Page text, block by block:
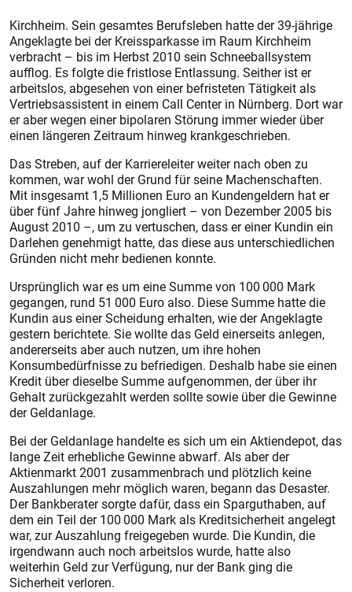
Kirchheim. Sein gesamtes Berufsleben hatte der 39-jährige
Angeklagte bei der Kreissparkasse im Raum Kirchheim
verbracht – bis im Herbst 2010 sein Schneeballsystem
aufflog. Es folgte die fristlose Entlassung. Seither ist er
arbeitslos, abgesehen von einer befristeten Tätigkeit als
Vertriebsassistent in einem Call Center in Nürnberg. Dort war
er aber wegen einer bipolaren Störung immer wieder über
einen längeren Zeitraum hinweg krankgeschrieben.
Das Streben, auf der Karriereleiter weiter nach oben zu
kommen, war wohl der Grund für seine Machenschaften.
Mit insgesamt 1,5 Millionen Euro an Kundengeldern hat er
über fünf Jahre hinweg jongliert – von Dezember 2005 bis
August 2010 –, um zu vertuschen, dass er einer Kundin ein
Darlehen genehmigt hatte, das diese aus unterschiedlichen
Gründen nicht mehr bedienen konnte.
Ursprünglich war es um eine Summe von 100 000 Mark
gegangen, rund 51 000 Euro also. Diese Summe hatte die
Kundin aus einer Scheidung erhalten, wie der Angeklagte
gestern berichtete. Sie wollte das Geld einerseits anlegen,
andererseits aber auch nutzen, um ihre hohen
Konsumbedürfnisse zu befriedigen. Deshalb habe sie einen
Kredit über dieselbe Summe aufgenommen, der über ihr
Gehalt zurückgezahlt werden sollte sowie über die Gewinne
der Geldanlage.
Bei der Geldanlage handelte es sich um ein Aktiendepot, das
lange Zeit erhebliche Gewinne abwarf. Als aber der
Aktienmarkt 2001 zusammenbrach und plötzlich keine
Auszahlungen mehr möglich waren, begann das Desaster.
Der Bankberater sorgte dafür, dass ein Sparguthaben, auf
dem ein Teil der 100 000 Mark als Kreditsicherheit angelegt
war, zur Auszahlung freigegeben wurde. Die Kundin, die
irgendwann auch noch arbeitslos wurde, hatte also
weiterhin Geld zur Verfügung, nur der Bank ging die
Sicherheit verloren.